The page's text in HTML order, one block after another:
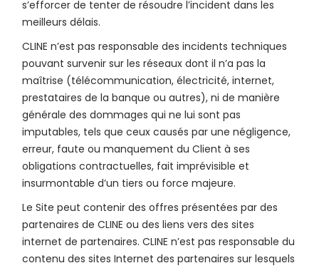
s’efforcer de tenter de résoudre l’incident dans les
meilleurs délais.
CLINE n’est pas responsable des incidents techniques
pouvant survenir sur les réseaux dont il n’a pas la
maîtrise (télécommunication, électricité, internet,
prestataires de la banque ou autres), ni de manière
générale des dommages qui ne lui sont pas
imputables, tels que ceux causés par une négligence,
erreur, faute ou manquement du Client à ses
obligations contractuelles, fait imprévisible et
insurmontable d’un tiers ou force majeure.
Le Site peut contenir des offres présentées par des
partenaires de CLINE ou des liens vers des sites
internet de partenaires. CLINE n’est pas responsable du
contenu des sites Internet des partenaires sur lesquels